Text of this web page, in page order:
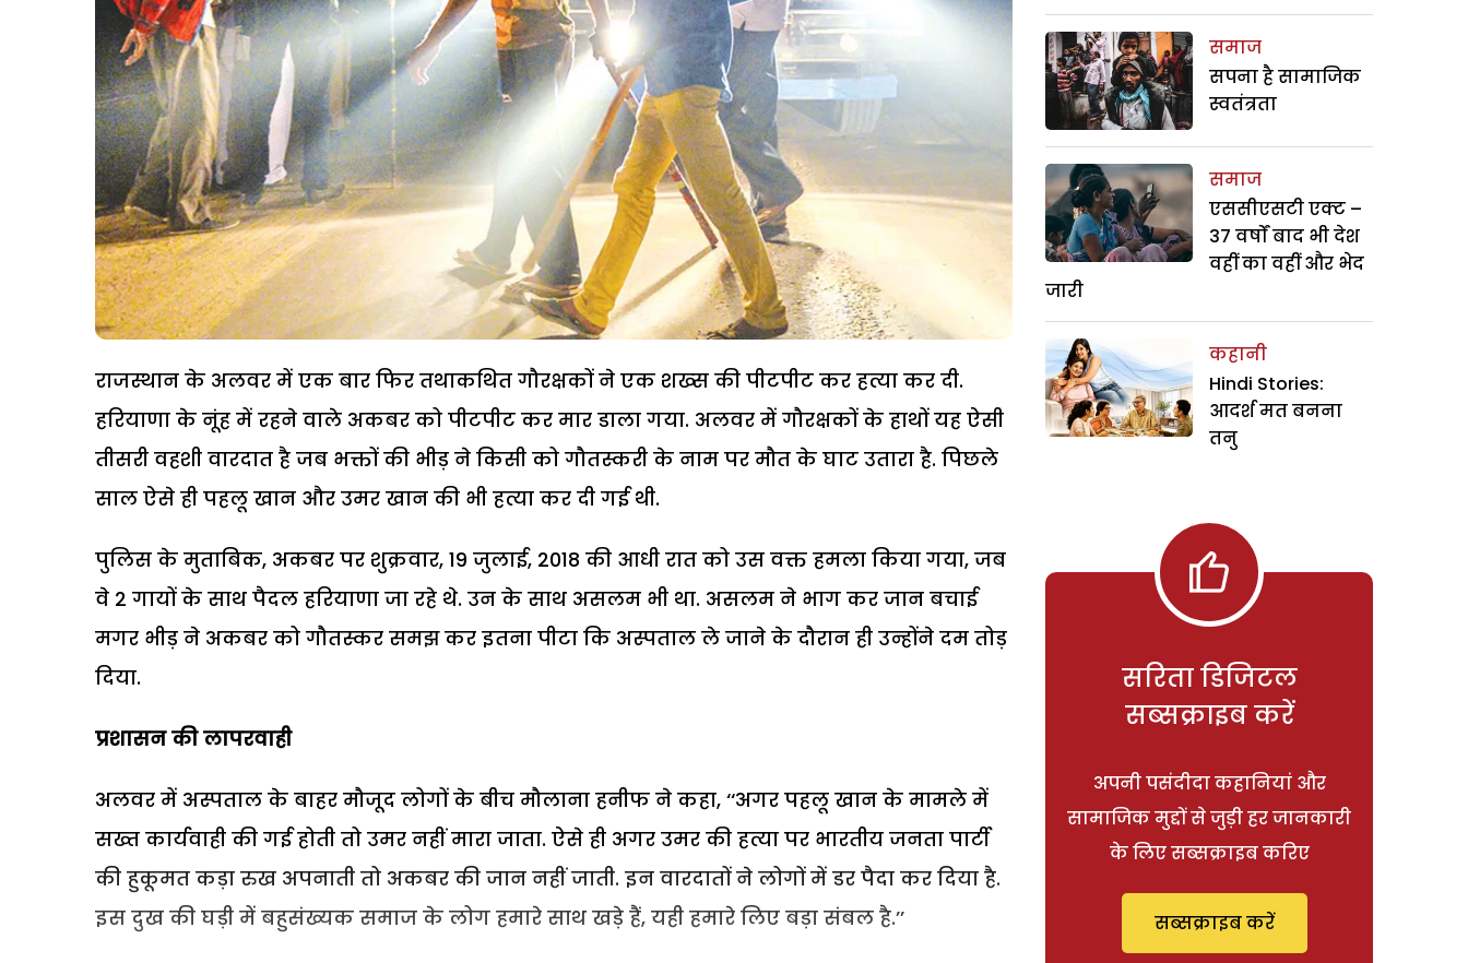
राजस्थान के अलवर में एक बार फिर तथाकथित गौरक्षकों ने एक शख्स की पीटपीट कर हत्या कर दी.
हरियाणा के नूंह में रहने वाले अकबर को पीटपीट कर मार डाला गया. अलवर में गौरक्षकों के हाथों यह ऐसी
तीसरी वहशी वारदात है जब भक्तों की भीड़ ने किसी को गौतस्करी के नाम पर मौत के घाट उतारा है. पिछले
साल ऐसे ही पहलू खान और उमर खान की भी हत्या कर दी गई थी.
पुलिस के मुताबिक, अकबर पर शुक्रवार, 19 जुलाई, 2018 की आधी रात को उस वक्त हमला किया गया, जब
वे 2 गायों के साथ पैदल हरियाणा जा रहे थे. उन के साथ असलम भी था. असलम ने भाग कर जान बचाई
मगर भीड़ ने अकबर को गौतस्कर समझ कर इतना पीटा कि अस्पताल ले जाने के दौरान ही उन्होंने दम तोड़
दिया.
प्रशासन की लापरवाही
अलवर में अस्पताल के बाहर मौजूद लोगों के बीच मौलाना हनीफ ने कहा, ‘‘अगर पहलू खान के मामले में
सख्त कार्यवाही की गई होती तो उमर नहीं मारा जाता. ऐसे ही अगर उमर की हत्या पर भारतीय जनता पार्टी
की हुकूमत कड़ा रुख अपनाती तो अकबर की जान नहीं जाती. इन वारदातों ने लोगों में डर पैदा कर दिया है.
इस दुख की घड़ी में बहुसंख्यक समाज के लोग हमारे साथ खड़े हैं, यही हमारे लिए बड़ा संबल है.’’
समाज
सपना है सामाजिक
स्वतंत्रता
समाज
एससीएसटी एक्ट –
37 वर्षों बाद भी देश
वहीं का वहीं और भेद
जारी
कहानी
Hindi Stories:
आदर्श मत बनना
तनु
सरिता डिजिटल
सब्सक्राइब करें
अपनी पसंदीदा कहानियां और
सामाजिक मुद्दों से जुड़ी हर जानकारी
के लिए सब्सक्राइब करिए
सब्सक्राइब करें